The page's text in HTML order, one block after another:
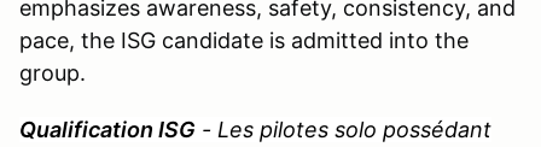
emphasizes awareness, safety, consistency, and
pace, the ISG candidate is admitted into the
group.
Qualification ISG - Les pilotes solo possédant